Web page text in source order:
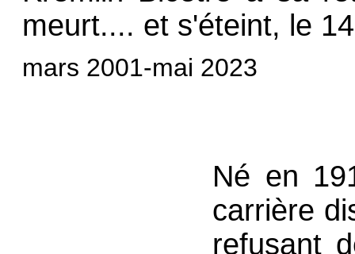
meurt.... et s'éteint, le
mars 2001-mai 2023
Né en
carrière
refusant